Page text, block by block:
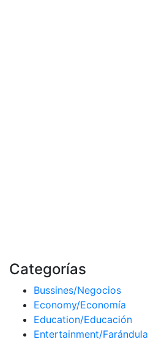
Categorías
Bussines/Negocios
Economy/Economía
Education/Educación
Entertainment/Farándula